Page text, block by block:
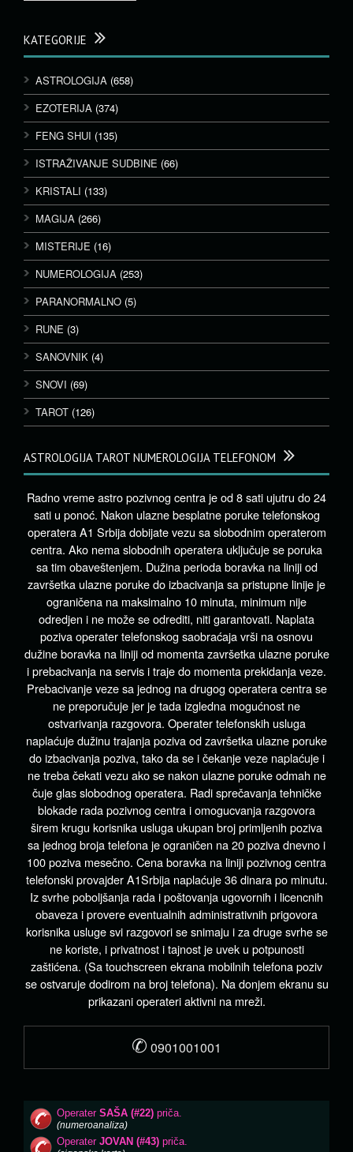
KATEGORIJE
ASTROLOGIJA (658)
EZOTERIJA (374)
FENG SHUI (135)
ISTRAŽIVANJE SUDBINE (66)
KRISTALI (133)
MAGIJA (266)
MISTERIJE (16)
NUMEROLOGIJA (253)
PARANORMALNO (5)
RUNE (3)
SANOVNIK (4)
SNOVI (69)
TAROT (126)
ASTROLOGIJA TAROT NUMEROLOGIJA TELEFONOM
Radno vreme astro pozivnog centra je od 8 sati ujutru do 24
sati u ponoć. Nakon ulazne besplatne poruke telefonskog
operatera A1 Srbija dobijate vezu sa slobodnim operaterom
centra. Ako nema slobodnih operatera uključuje se poruka
sa tim obaveštenjem. Dužina perioda boravka na liniji od
završetka ulazne poruke do izbacivanja sa pristupne linije je
ograničena na maksimalno 10 minuta, minimum nije
odredjen i ne može se odrediti, niti garantovati. Naplata
poziva operater telefonskog saobraćaja vrši na osnovu
dužine boravka na liniji od momenta završetka ulazne poruke
i prebacivanja na servis i traje do momenta prekidanja veze.
Prebacivanje veze sa jednog na drugog operatera centra se
ne preporučuje jer je tada izgledna mogućnost ne
ostvarivanja razgovora. Operater telefonskih usluga
naplaćuje dužinu trajanja poziva od završetka ulazne poruke
do izbacivanja poziva, tako da se i čekanje veze naplaćuje i
ne treba čekati vezu ako se nakon ulazne poruke odmah ne
čuje glas slobodnog operatera. Radi sprečavanja tehničke
blokade rada pozivnog centra i omogucvanja razgovora
širem krugu korisnika usluga ukupan broj primljenih poziva
sa jednog broja telefona je ograničen na 20 poziva dnevno i
100 poziva mesečno. Cena boravka na liniji pozivnog centra
telefonski provajder A1Srbija naplaćuje 36 dinara po minutu.
Iz svrhe poboljšanja rada i poštovanja ugovornih i licencnih
obaveza i provere eventualnih administrativnih prigovora
korisnika usluge svi razgovori se snimaju i za druge svrhe se
ne koriste, i privatnost i tajnost je uvek u potpunosti
zaštićena. (Sa touchscreen ekrana mobilnih telefona poziv
se ostvaruje dodirom na broj telefona). Na donjem ekranu su
prikazani operateri aktivni na mreži.
✆ 0901001001